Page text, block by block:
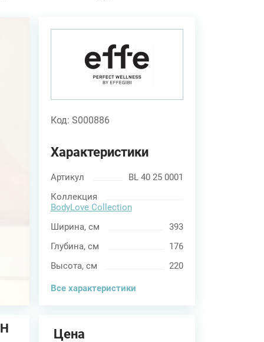
Код: S000886
Характеристики
Артикул
BL 40 25 0001
Коллекция
BodyLove Collection
Ширина, см
393
Глубина, см
176
Высота, см
220
Все характеристики
Цена